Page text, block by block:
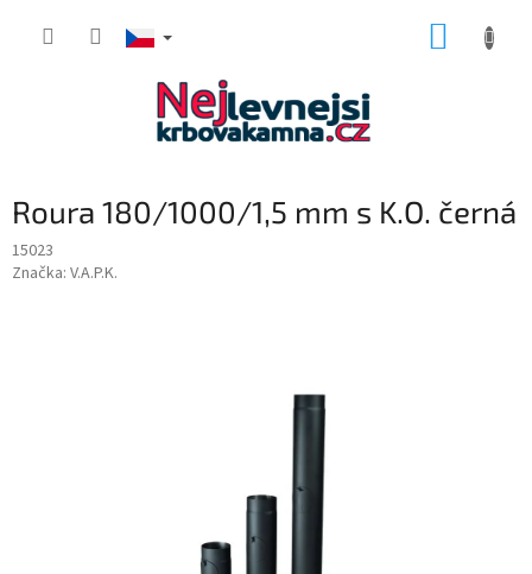
Roura 180/1000/1,5 mm s K.O. černá
15023
Značka: V.A.P.K.